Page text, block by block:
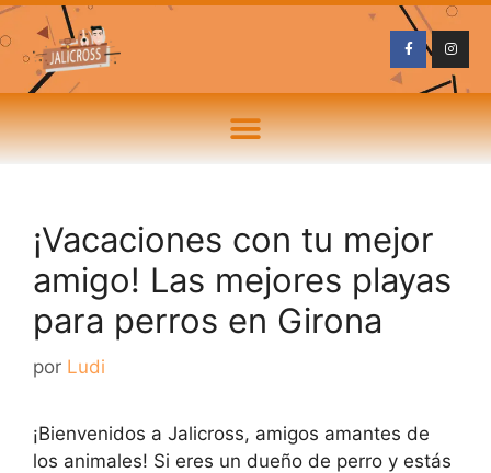
¡Vacaciones con tu mejor
amigo! Las mejores playas
para perros en Girona
por Ludi
¡Bienvenidos a Jalicross, amigos amantes de
los animales! Si eres un dueño de perro y estás